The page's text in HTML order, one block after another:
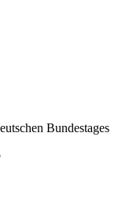
Bundestages